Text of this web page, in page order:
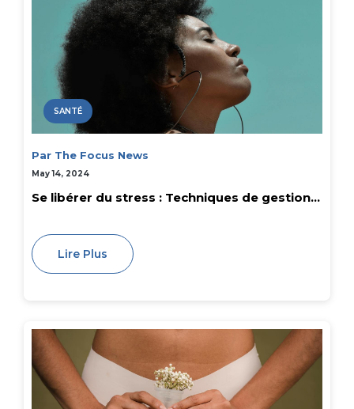
SANTÉ
Par The Focus News
May 14, 2024
Se libérer du stress : Techniques de gestion...
Lire Plus